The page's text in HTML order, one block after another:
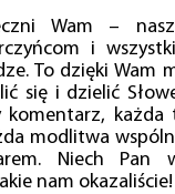
Wam –
i
To dzięki Wam
się i dzielić
komentarz, każda
modlitwa
Niech Pan
nam okazaliście!